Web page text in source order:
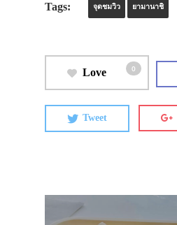
Tags: จุดชมวิว ยามานาชิ
Love 0
Tweet